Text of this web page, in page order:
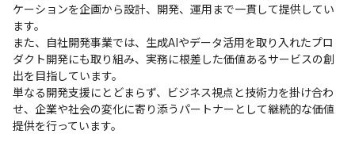
ケーションを企画から設計、開発、運用まで一貫して提供してい
ます。
また、自社開発事業では、生成AIやデータ活用を取り入れたプロ
ダクト開発にも取り組み、実務に根差した価値あるサービスの創
出を目指しています。
単なる開発支援にとどまらず、ビジネス視点と技術力を掛け合わ
せ、企業や社会の変化に寄り添うパートナーとして継続的な価値
提供を行っています。